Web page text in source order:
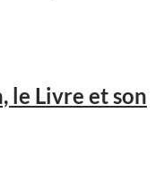
le Livre et son